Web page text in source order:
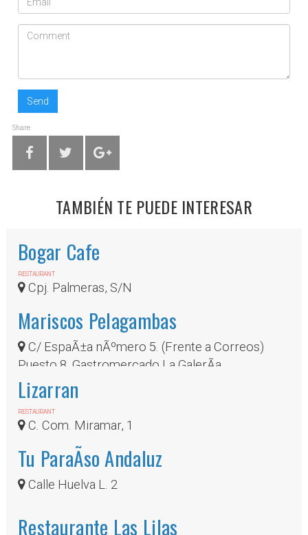
Send
Share
TAMBIÉN TE PUEDE INTERESAR
Bogar Cafe
RESTAURANT
Cpj. Palmeras, S/N
Mariscos Pelagambas
C/ EspaÃ±a nÃºmero 5. (Frente a Correos)
Puesto 8, Gastromercado La GalerÃ­a
Lizarran
RESTAURANT
C. Com. Miramar, 1
Tu ParaÃ­so Andaluz
Calle Huelva L. 2
Restaurante Las Lilas